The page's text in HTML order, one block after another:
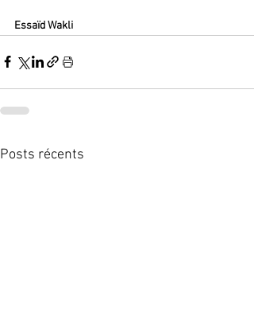
Essaïd Wakli
Posts récents